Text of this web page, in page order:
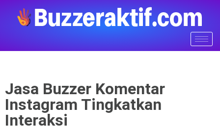
Jasa Buzzer Komentar
Instagram Tingkatkan
Interaksi